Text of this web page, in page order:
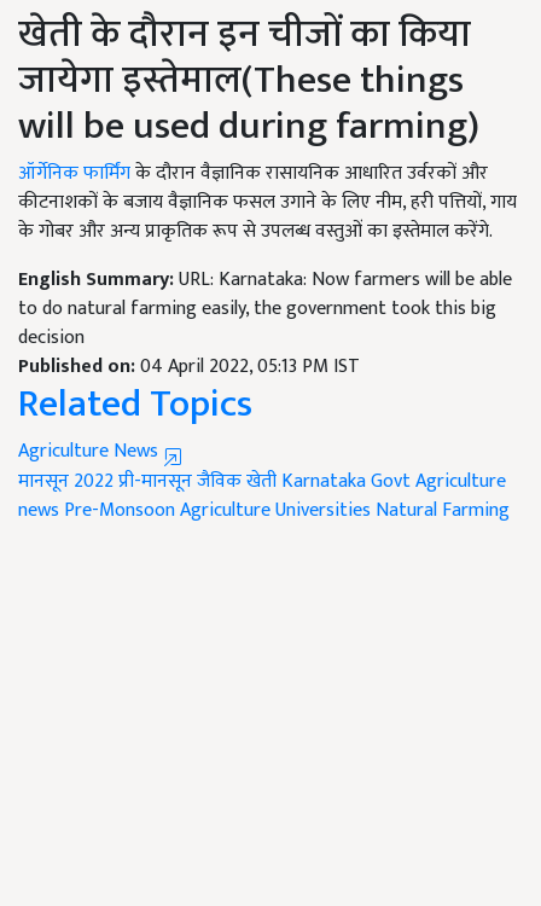
खेती के दौरान इन चीजों का किया
जायेगा इस्तेमाल(These things
will be used during farming)
ऑर्गेनिक फार्मिंगके दौरान वैज्ञानिक रासायनिक आधारित उर्वरकों और
कीटनाशकों के बजाय वैज्ञानिक फसल उगाने के लिए नीम, हरी पत्तियों, गाय
के गोबर और अन्य प्राकृतिक रूप से उपलब्ध वस्तुओं का इस्तेमाल करेंगे.
English Summary:URL: Karnataka: Now farmers will be able
to do natural farming easily, the government took this big
decision
Published on:04 April 2022, 05:13 PM IST
Related Topics
Agriculture News
मानसून 2022प्री-मानसूनजैविक खेतीKarnataka GovtAgriculture
news Pre-MonsoonAgriculture Universities Natural Farming